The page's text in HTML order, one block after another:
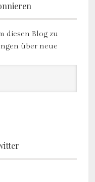
diesen Blog zu
über neue